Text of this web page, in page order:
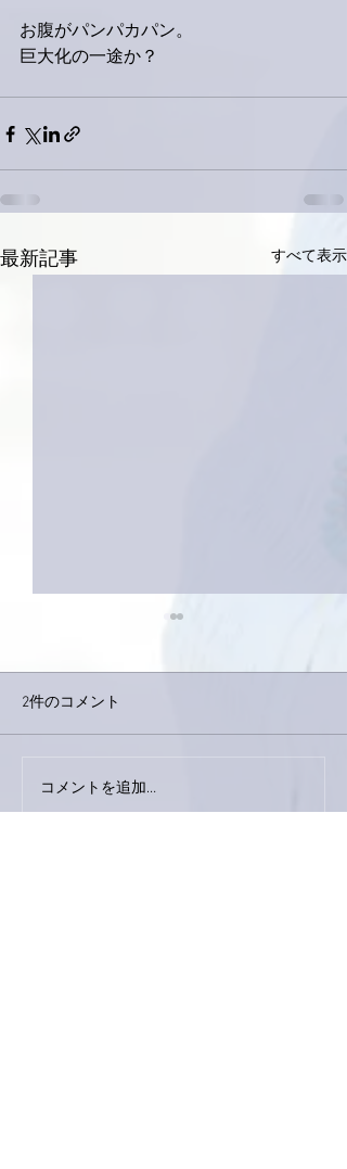
お腹がパンパカパン。
巨大化の一途か？
最新記事 すべて表示
巨大なイタチきゅうり。
2件のコメント
コメントを追加…